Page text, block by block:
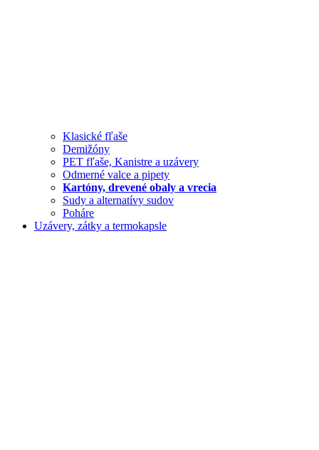
Klasické fľaše
Demižóny
PET fľaše, Kanistre a uzávery
Odmerné valce a pipety
Kartóny, drevené obaly a vrecia
Sudy a alternatívy sudov
Poháre
Uzávery, zátky a termokapsle